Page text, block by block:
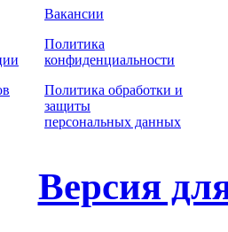
Вакансии
Политика
конфиденциальности
Политика обработки и
защиты
персональных данных
Версия